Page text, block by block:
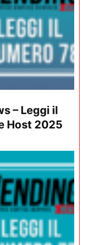
– Leggi il
Host 2025